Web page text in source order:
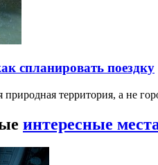
спланировать поездку
территория, а не
интересные